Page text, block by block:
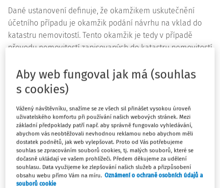
Dané ustanovení definuje, že okamžikem uskutečnění
účetního případu je okamžik podání návrhu na vklad do
katastru nemovitostí. Tento okamžik je tedy v případě
převodu nemovitostí zapisovaných do katastru nemovitostí
této skutečnosti účtujeme o pohledávce a výnosu z
prodeje pozemků a proti tomu o nákladu z vyřazení
pozemku (pro oba případy se tedy jedná o 2. 1. 2018).
V praxi se setkáváme s případy účtování o pohledávce (a
výnosu) již k okamžiku uzavření smlouvy – tedy v našem
případě dne 10. 12. 2017. Významná část účetních jednotek
dokonce výnos předepíše k okamžiku uzavření kupní
smlouvy (zachycení pohledávky a výnosu), o vyřazení
pozemku z účetnictví (a nákladu) účtuje ve vazbě na
Aby web fungoval jak má (souhlas
s cookies)
Vážený návštěvníku, snažíme se ze všech sil přinášet vysokou úroveň
uživatelského komfortu při používání našich webových stránek. Mezi
základní předpoklady patří např. aby správně fungovalo vyhledávání,
abychom vás neobtěžovali nevhodnou reklamou nebo abychom měli
dostatek podnětů, jak web vylepšovat. Proto od Vás potřebujeme
souhlas se zpracováním souborů cookies, tj. malých souborů, které se
dočasně ukládají ve vašem prohlížeči. Předem děkujeme za udělení
souhlasu. Data využijeme ke zlepšování našich služeb a přizpůsobení
obsahu webu přímo Vám na míru. Oznámení o ochraně osobních údajů a
souborů cookie